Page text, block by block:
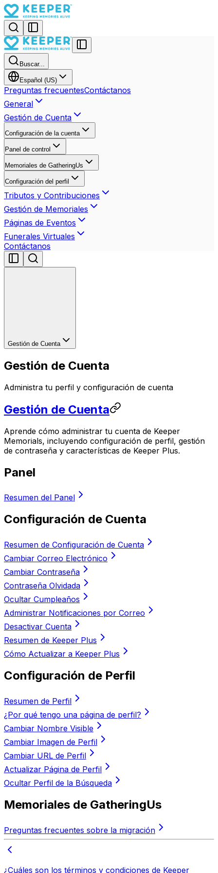
Buscar...
Español (US)
Preguntas frecuentesContáctanos
General
Gestión de Cuenta
Configuración de la cuenta
Panel de control
Memoriales de GatheringUs
Configuración del perfil
Tributos y Contribuciones
Gestión de Memoriales
Páginas de Eventos
Funerales Virtuales
Contáctanos
Gestión de Cuenta
Gestión de Cuenta
Administra tu perfil y configuración de cuenta
Gestión de Cuenta
Aprende cómo administrar tu cuenta de Keeper
Memorials, incluyendo configuración de perfil, gestión
de contraseña y características de Keeper Plus.
Panel
Resumen del Panel
Configuración de Cuenta
Resumen de Configuración de Cuenta
Cambiar Correo Electrónico
Cambiar Contraseña
Contraseña Olvidada
Ocultar Cumpleaños
Administrar Notificaciones por Correo
Desactivar Cuenta
Resumen de Keeper Plus
Cómo Actualizar a Keeper Plus
Configuración de Perfil
Resumen de Perfil
¿Por qué tengo una página de perfil?
Cambiar Nombre Visible
Cambiar Imagen de Perfil
Cambiar URL de Perfil
Actualizar Página de Perfil
Ocultar Perfil de la Búsqueda
Memoriales de GatheringUs
Preguntas frecuentes sobre la migración
¿Cuáles son los términos y condiciones de Keeper